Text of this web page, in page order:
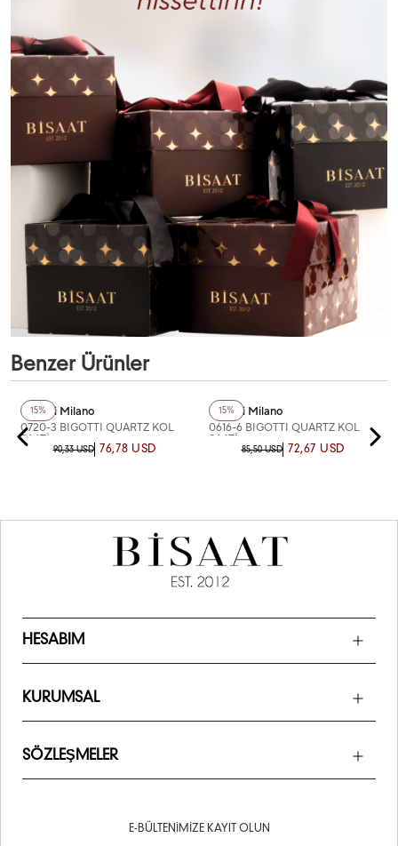
Benzer Ürünler
15%
Bigotti Milano
0720-3 BIGOTTI QUARTZ KOL
SAATİ
90,33 USD 76,78 USD
15%
Bigotti Milano
0616-6 BIGOTTI QUARTZ KOL
SAATİ
85,50 USD 72,67 USD
HESABIM
KURUMSAL
SÖZLEŞMELER
E-BÜLTENIMIZE KAYIT OLUN